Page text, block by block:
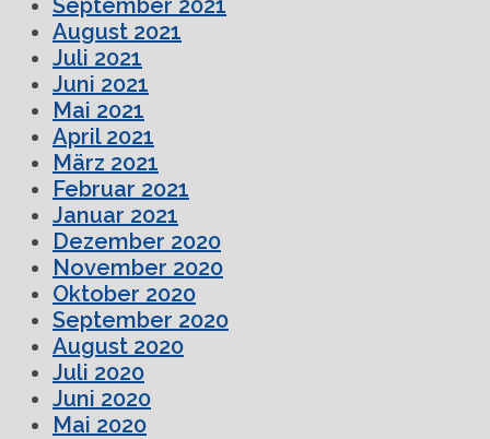
August 2021
Juli 2021
Juni 2021
Mai 2021
April 2021
März 2021
Februar 2021
Januar 2021
Dezember 2020
November 2020
Oktober 2020
September 2020
August 2020
Juli 2020
Juni 2020
Mai 2020